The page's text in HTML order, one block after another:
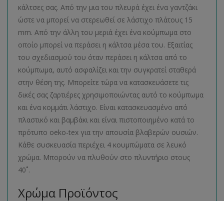
κάλτσες σας. Από την μια του πλευρά έχει ένα γαντζάκι
ώστε να μπορεί να στερεωθεί σε λάστιχο πλάτους 15
mm. Από την άλλη του μεριά έχει ένα κούμπωμα στο
οποίο μπορεί να περάσει η κάλτσα μέσα του. Εξαιτίας
του σχεδιασμού του όταν περάσει η κάλτσα από το
κούμπωμα, αυτό ασφαλίζει και την συγκρατεί σταθερά
στην θέση της. Μπορείτε τώρα να κατασκευάσετε τις
δικές σας ζαρτιέρες χρησιμοποιώντας αυτό το κούμπωμα
και ένα κομμάτι λάστιχο. Είναι κατασκευασμένο από
πλαστικό και βαμβάκι και είναι πιστοποιημένο κατά το
πρότυπο oeko-tex για την απουσία βλαβερών ουσιών.
Κάθε συσκευασία περιέχει 4 κουμπώματα σε λευκό
χρώμα. Μπορούν να πλυθούν στο πλυντήριο στους
40˚.
Χρώμα Προϊόντος